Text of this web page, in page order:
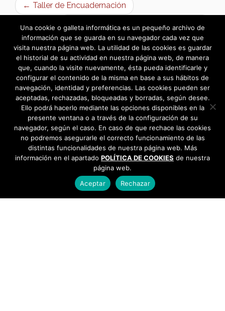
← Taller de Encuadernación
Liquidación del presupuesto 2018 →
Una cookie o galleta informática es un pequeño archivo de
información que se guarda en su navegador cada vez que
visita nuestra página web. La utilidad de las cookies es guardar
el historial de su actividad en nuestra página web, de manera
que, cuando la visite nuevamente, ésta pueda identificarle y
configurar el contenido de la misma en base a sus hábitos de
navegación, identidad y preferencias. Las cookies pueden ser
aceptadas, rechazadas, bloqueadas y borradas, según desee.
Ello podrá hacerlo mediante las opciones disponibles en la
presente ventana o a través de la configuración de su
navegador, según el caso. En caso de que rechace las cookies
no podremos asegurarle el correcto funcionamiento de las
distintas funcionalidades de nuestra página web. Más
información en el apartado POLÍTICA DE COOKIES de nuestra
página web.
Aceptar
Rechazar